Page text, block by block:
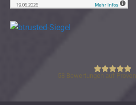
Lutz
58 Bewertungen auf